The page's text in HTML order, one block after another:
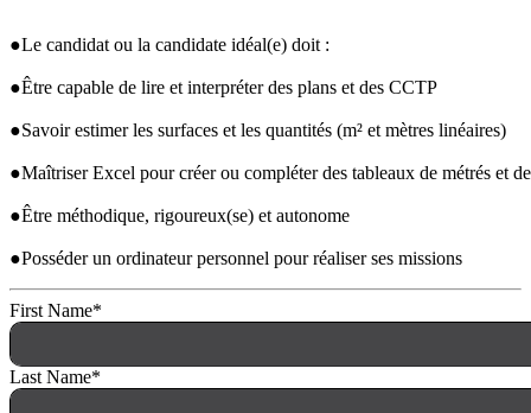
●Le candidat ou la candidate idéal(e) doit :
●Être capable de lire et interpréter des plans et des CCTP
●Savoir estimer les surfaces et les quantités (m² et mètres linéaires)
●Maîtriser Excel pour créer ou compléter des tableaux de métrés et
●Être méthodique, rigoureux(se) et autonome
●Posséder un ordinateur personnel pour réaliser ses missions
First Name*
Last Name*